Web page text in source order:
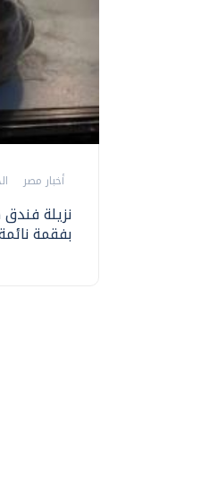
أخبار مصر
نزيلة
بفقمة